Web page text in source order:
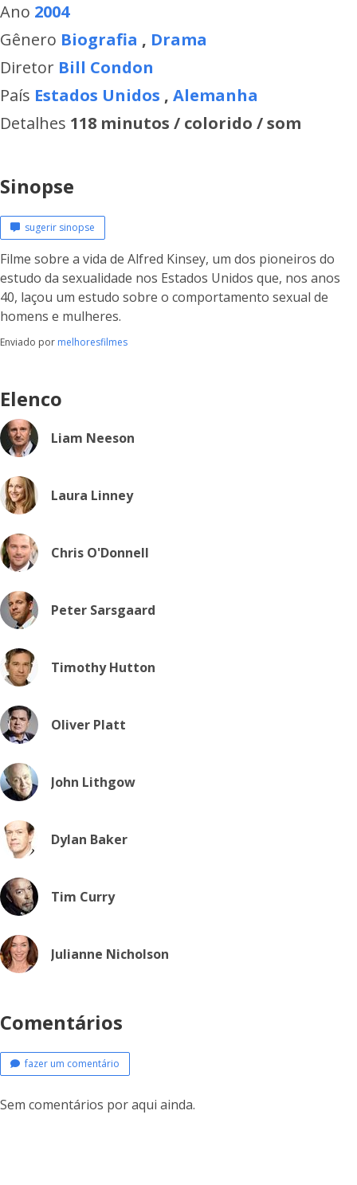
Ano 2004
Gênero Biografia , Drama
Diretor Bill Condon
País Estados Unidos , Alemanha
Detalhes 118 minutos / colorido / som
Sinopse
sugerir sinopse
Filme sobre a vida de Alfred Kinsey, um dos pioneiros do
estudo da sexualidade nos Estados Unidos que, nos anos
40, laçou um estudo sobre o comportamento sexual de
homens e mulheres.
Enviado por melhoresfilmes
Elenco
Liam Neeson
Laura Linney
Chris O'Donnell
Peter Sarsgaard
Timothy Hutton
Oliver Platt
John Lithgow
Dylan Baker
Tim Curry
Julianne Nicholson
Comentários
fazer um comentário
Sem comentários por aqui ainda.